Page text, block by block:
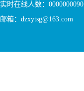
实时在线人数： 0000000090
邮箱：dzxytsg@163.com